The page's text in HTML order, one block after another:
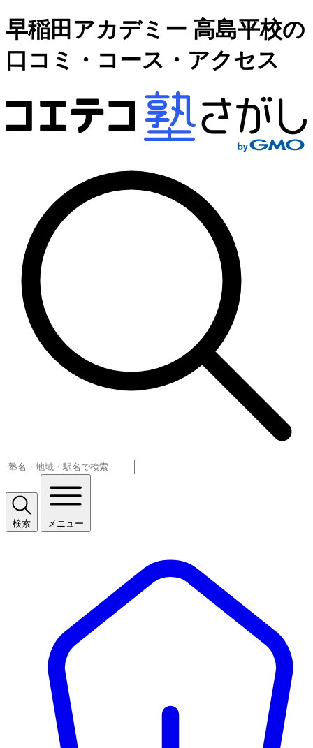
早稲田アカデミー 高島平校の
口コミ・コース・アクセス
検索 メニュー